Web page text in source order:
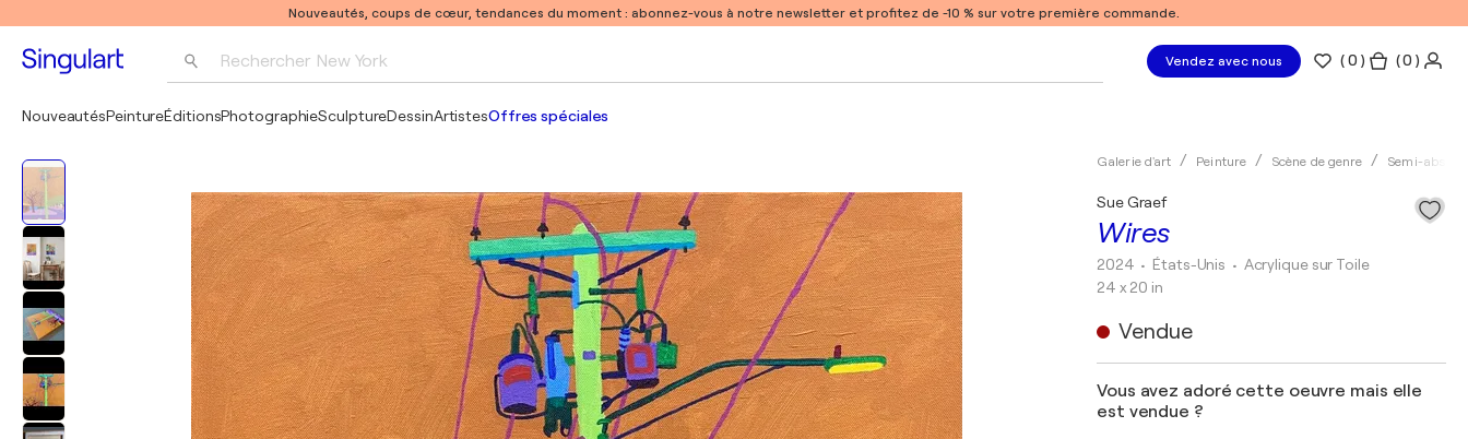
Nouveautés, coups de cœur, tendances du moment : abonnez-vous à notre newsletter et profitez de -10 % sur votre première commande.
Rechercher New York
Pablo Picasso
Vendez avec nous (0 ) ( 0 )
NouveautésPeintureÉditionsPhotographieSculptureDessinArtistesOffres spéciales
Galerie d'art Peinture Scène de genre Semi-
Wires
Sue Graef
2024 • États-Unis • Acrylique sur Toile
24 x 20 in
Vendue
Vous avez adoré cette oeuvre mais elle
est vendue ?